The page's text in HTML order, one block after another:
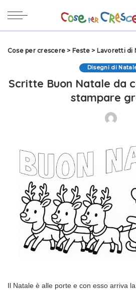
Cose per crescere > Feste > Lavoretti di
Disegni di
Scritte Buon Natale da
stampare
Il Natale è alle porte e con esso arriva